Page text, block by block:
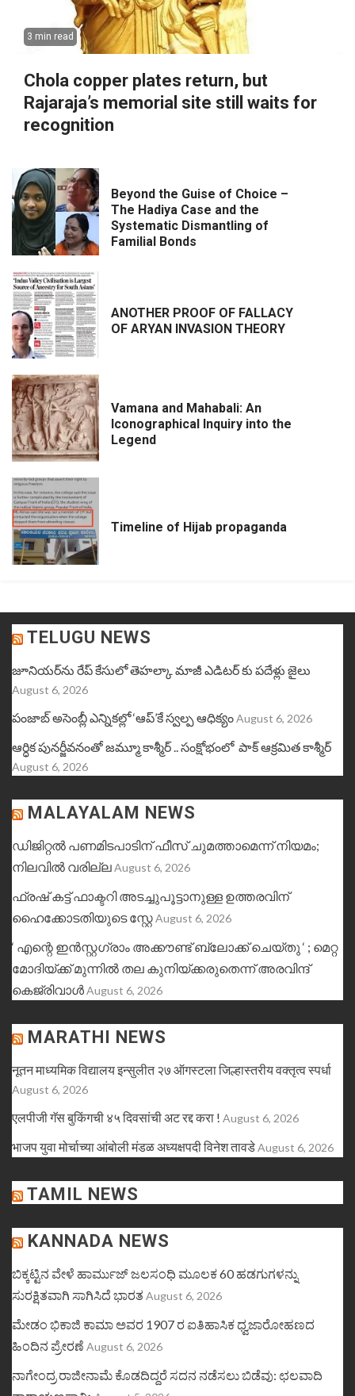
3 min read
Chola copper plates return, but
Rajaraja’s memorial site still waits for
recognition
Beyond the Guise of Choice –
The Hadiya Case and the
Systematic Dismantling of
Familial Bonds
ANOTHER PROOF OF FALLACY
OF ARYAN INVASION THEORY
Vamana and Mahabali: An
Iconographical Inquiry into the
Legend
Timeline of Hijab propaganda
TELUGU NEWS
జూనియ‌ర్‌ను రేప్ కేసులో తెహ‌ల్కా మాజీ ఎడిట‌ర్ కు పదేళ్లు జైలు
August 6, 2026
పంజాబ్ అసెంబ్లీ ఎన్నికల్లో ‘ఆప్’కే స్వల్ప ఆధిక్యంAugust 6, 2026
ఆర్ధిక పునర్జీవనంతో జమ్మూ కాశ్మీర్ .. సంక్షోభంలో పాక్ ఆక్రమిత కాశ్మీర్
August 6, 2026
MALAYALAM NEWS
ഡിജിറ്റൽ പണമിടപാടിന് ഫീസ് ചുമത്താമെന്ന് നിയമം;
നിലവിൽ വരില്ലAugust 6, 2026
ഫ്രഷ് കട്ട് ഫാക്ടറി അടച്ചുപൂട്ടാനുള്ള ഉത്തരവിന്
ഹൈക്കോടതിയുടെ സ്റ്റേAugust 6, 2026
‘ എന്റെ ഇൻസ്റ്റഗ്രാം അക്കൗണ്ട് ബ്ലോക്ക് ചെയ്തു ‘ ; മെറ്റ
മോദിയ്‌ക്ക് മുന്നിൽ തല കുനിയ്‌ക്കരുതെന്ന് അരവിന്ദ്
കെജ്‌രിവാൾAugust 6, 2026
MARATHI NEWS
नूतन माध्यमिक विद्यालय इन्सुलीत २७ ऑगस्टला जिल्हास्तरीय वक्तृत्व स्पर्धा
August 6, 2026
​एलपीजी गॅस बुकिंगची ४५ दिवसांची अट रद्द करा ! August 6, 2026
भाजप युवा मोर्चाच्या आंबोली मंडळ अध्यक्षपदी विनेश तावडेAugust 6, 2026
TAMIL NEWS
KANNADA NEWS
ಬಿಕ್ಕಟ್ಟಿನ ವೇಳೆ ಹಾರ್ಮುಜ್ ಜಲಸಂಧಿ ಮೂಲಕ 60 ಹಡಗುಗಳನ್ನು
ಸುರಕ್ಷಿತವಾಗಿ ಸಾಗಿಸಿದೆ ಭಾರತ August 6, 2026
ಮೇಡಂ ಭಿಕಾಜಿ ಕಾಮಾ ಅವರ 1907 ರ ಐತಿಹಾಸಿಕ ಧ್ವಜಾರೋಹಣದ
ಹಿಂದಿನ ಪ್ರೇರಣೆ August 6, 2026
ನಾಗೇಂದ್ರ ರಾಜೀನಾಮೆ ಕೊಡದಿದ್ದರೆ ಸದನ ನಡೆಸಲು ಬಿಡೆವು: ಛಲವಾದಿ